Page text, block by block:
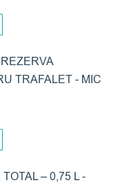
TRAFALET - MIC
– 0,75 L -